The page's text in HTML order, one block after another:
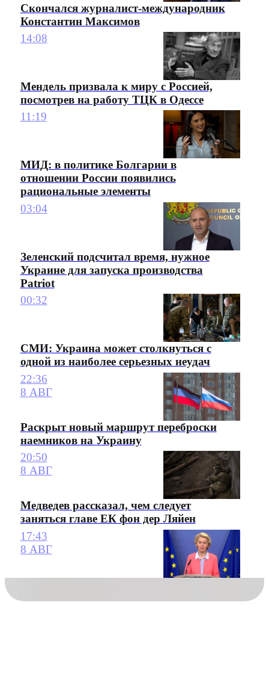
Скончался журналист-международник
Константин Максимов
14:08
Мендель призвала к миру с Россией,
посмотрев на работу ТЦК в Одессе
11:19
МИД: в политике Болгарии в
отношении России появились
рациональные элементы
03:04
Зеленский подсчитал время, нужное
Украине для запуска производства
Patriot
00:32
СМИ: Украина может столкнуться с
одной из наиболее серьезных неудач
22:36
8 АВГ
Раскрыт новый маршрут переброски
наемников на Украину
20:50
8 АВГ
Медведев рассказал, чем следует
заняться главе ЕК фон дер Ляйен
17:43
8 АВГ